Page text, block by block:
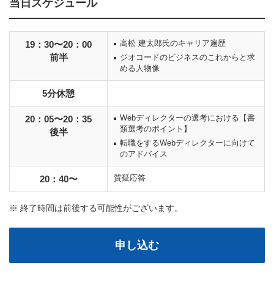
当日スケジュール
19：30〜20：00
前半
高松 建太郎氏のキャリア遍歴
ジオコードのビジネスのこれからと求
める人物像
5分休憩
20：05〜20：35
後半
Webディレクターの選考における【書
類選考のポイント】
転職をするWebディレクターに向けて
のアドバイス
20：40〜 質疑応答
※ 終了時間は前後する可能性がございます。
申し込む